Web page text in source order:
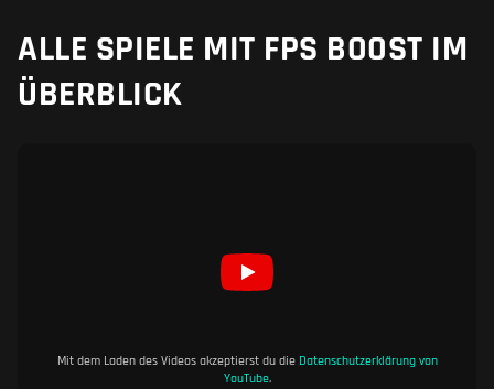
ALLE SPIELE MIT FPS BOOST IM
ÜBERBLICK
Mit dem Laden des Videos akzeptierst du die Datenschutzerklärung von
YouTube.